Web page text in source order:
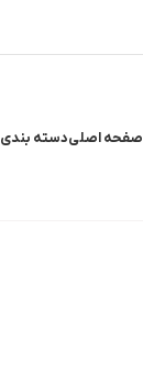
صفحه اصلیدسته بندی